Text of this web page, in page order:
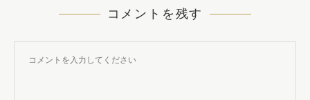
コメントを残す